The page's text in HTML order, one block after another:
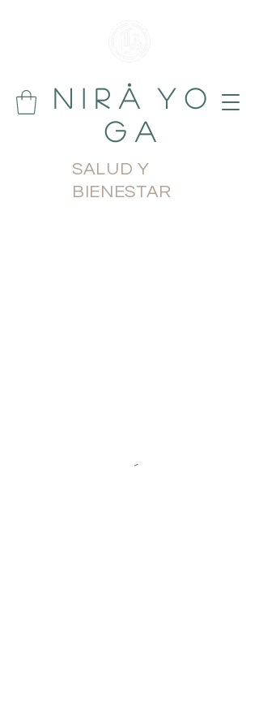
N i r å Y o
g a
SALUD Y
BIENESTAR